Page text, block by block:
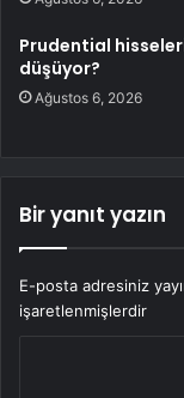
Prudential
düşüyor?
Ağustos 6, 2026
Bir yanıt yazın
E-posta adresiniz
işaretlenmişlerdir